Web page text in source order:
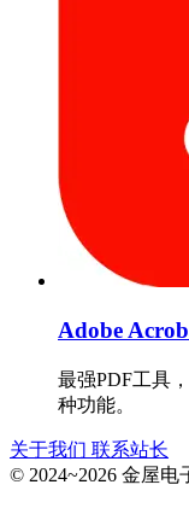
Adobe
最强PDF工具
种功能。
关于我们 联系站长
© 2024~2026 金屋